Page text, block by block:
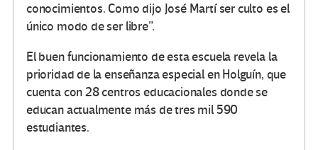
conocimientos. Como dijo José Martí ser culto es el
único modo de ser libre”.
El buen funcionamiento de esta escuela revela la
prioridad de la enseñanza especial en Holguín, que
cuenta con 28 centros educacionales donde se
educan actualmente más de tres mil 590
estudiantes.